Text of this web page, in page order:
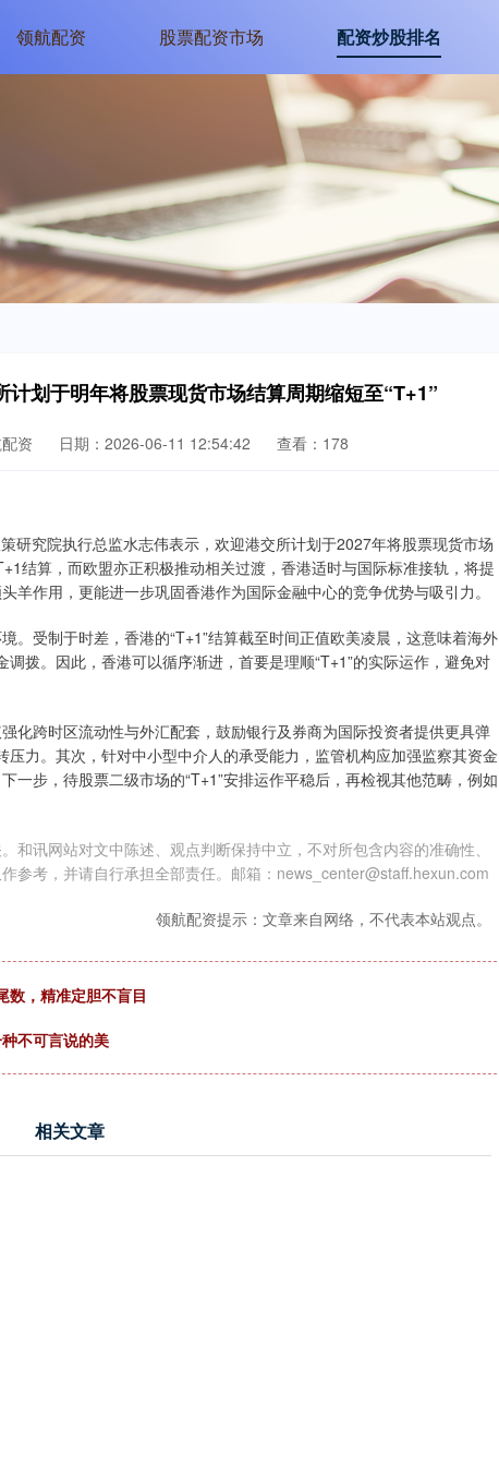
领航配资 股票配资市场 配资炒股排名
划于明年将股票现货市场结算周期缩短至“T+1”
资 日期：2026-06-11 12:54:42 查看：178
研究院执行总监水志伟表示，欢迎港交所计划于2027年将股票现货市场
结算，而欧盟亦正积极推动相关过渡，香港适时与国际标准接轨，将提
羊作用，更能进一步巩固香港作为国际金融中心的竞争优势与吸引力。
。受制于时差，香港的“T+1”结算截至时间正值欧美凌晨，这意味着海外
拨。因此，香港可以循序渐进，首要是理顺“T+1”的实际运作，避免对
化跨时区流动性与外汇配套，鼓励银行及券商为国际投资者提供更具弹
力。其次，针对中小型中介人的承受能力，监管机构应加强监察其资金
一步，待股票二级市场的“T+1”安排运作平稳后，再检视其他范畴，例如
和讯网站对文中陈述、观点判断保持中立，不对所包含内容的准确性、
参考，并请自行承担全部责任。邮箱：news_center@staff.hexun.com
领航配资提示：文章来自网络，不代表本站观点。
数，精准定胆不盲目
不可言说的美
相关文章